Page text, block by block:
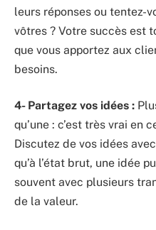
leurs réponses ou tentez-
vôtres ? Votre succès est
que vous apportez aux
besoins.
4- Partagez vos idées :
qu’une : c’est très vrai en
Discutez de vos idées
qu’à l’état brut, une idée
souvent avec plusieurs
de la valeur.